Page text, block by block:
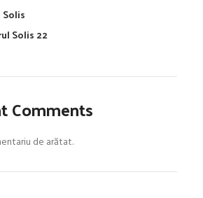
Solis 22
Comments
de arătat.